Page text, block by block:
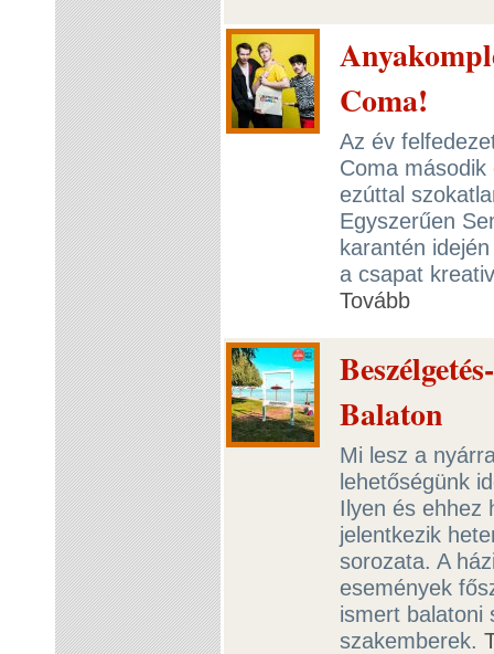
Coma!
Az év
Coma
ezúttal
Egyszerűen
karantén
a csapat
Tovább
Balaton
Mi lesz a
lehetőségünk
Ilyen és ehhez
jelentkezik
sorozata. A
események
ismert balatoni
szakemberek.